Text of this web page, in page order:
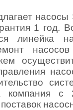
1 год.
линейка
с